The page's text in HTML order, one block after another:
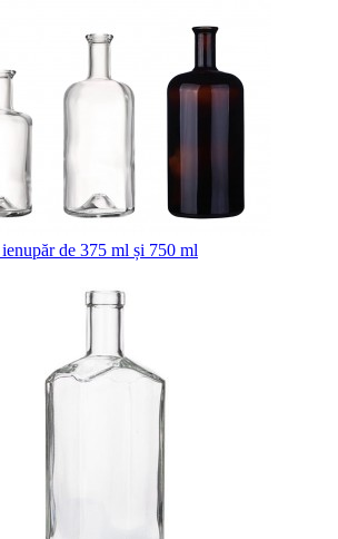
de 375 ml și 750 ml